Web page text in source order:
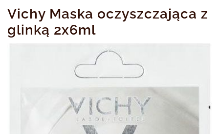
Vichy Maska oczyszczająca z
glinką 2x6ml